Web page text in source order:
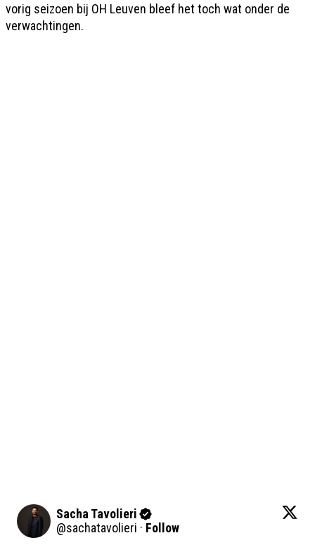
vorig seizoen bij OH Leuven bleef het toch wat onder de
verwachtingen.
Sacha Tavolieri
@sachatavolieri · Follow